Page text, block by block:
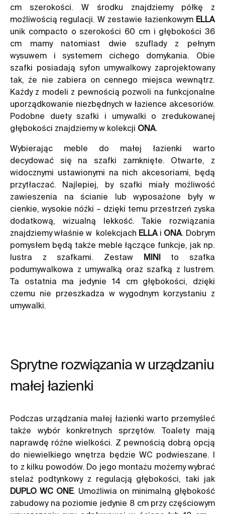
cm szerokości. W środku znajdziemy półkę z
możliwością regulacji. W zestawie łazienkowym ELLA
unik compacto o szerokości 60 cm i głębokości 36
cm mamy natomiast dwie szuflady z pełnym
wysuwem i systemem cichego domykania. Obie
szafki posiadają syfon umywalkowy zaprojektowany
tak, że nie zabiera on cennego miejsca wewnątrz.
Każdy z modeli z pewnością pozwoli na funkcjonalne
uporządkowanie niezbędnych w łazience akcesoriów.
Podobne duety szafki i umywalki o zredukowanej
głębokości znajdziemy w kolekcji ONA
Wybierając meble do małej łazienki warto
decydować się na szafki zamknięte. Otwarte, z
widocznymi ustawionymi na nich akcesoriami, będą
przytłaczać. Najlepiej, by szafki miały możliwość
zawieszenia na ścianie lub wyposażone były w
cienkie, wysokie nóżki – dzięki temu przestrzeń zyska
dodatkową, wizualną lekkość. Takie rozwiązania
znajdziemy właśnie w kolekcjach ELLA i ONA . Dobrym
pomysłem będą także meble łączące funkcje, jak np.
lustra z szafkami. Zestaw MINI to szafka
podumywalkowa z umywalką oraz szafką z lustrem.
Ta ostatnia ma jedynie 14 cm głębokości, dzięki
czemu nie przeszkadza w wygodnym korzystaniu z
umywalki.
Sprytne rozwiązania w urządzaniu
małej łazienki
Podczas urządzania małej łazienki warto przemyśleć
także wybór konkretnych sprzętów. Toalety mają
naprawdę różne wielkości. Z pewnością dobrą opcją
do niewielkiego wnętrza będzie WC podwieszane. I
to z kilku powodów. Do jego montażu możemy wybrać
stelaż podtynkowy z regulacją głębokości, taki jak
DUPLO WC ONE. Umożliwia on minimalną głębokość
zabudowy na poziomie jedynie 8 cm przy częściowym